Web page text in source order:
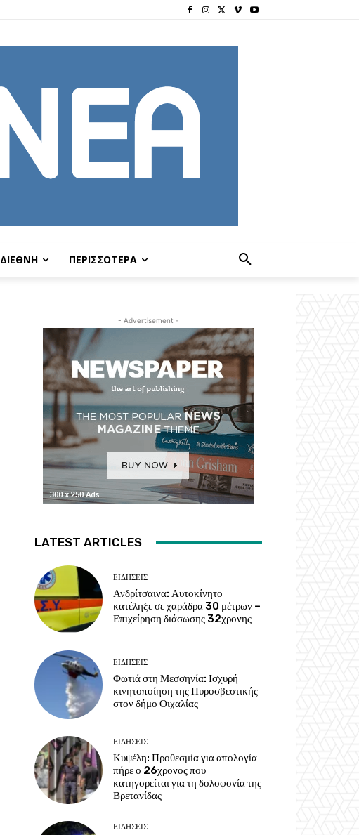
ΔΙΕΘΝΗ ΠΕΡΙΣΣΟΤΕΡΑ
- Advertisement -
LATEST ARTICLES
ΕΙΔΗΣΕΙΣ
Ανδρίτσαινα: Αυτοκίνητο
κατέληξε σε χαράδρα 30 μέτρων –
Επιχείρηση διάσωσης 32χρονης
ΕΙΔΗΣΕΙΣ
Φωτιά στη Μεσσηνία: Ισχυρή
κινητοποίηση της Πυροσβεστικής
στον δήμο Οιχαλίας
ΕΙΔΗΣΕΙΣ
Κυψέλη: Προθεσμία για απολογία
πήρε ο 26χρονος που
κατηγορείται για τη δολοφονία της
Βρετανίδας
ΕΙΔΗΣΕΙΣ